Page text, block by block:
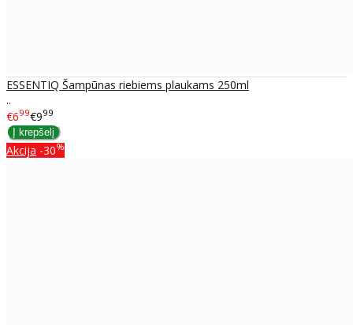
ESSENTIQ Šampūnas riebiems plaukams 250ml
..
€699€999
Akcija -30%